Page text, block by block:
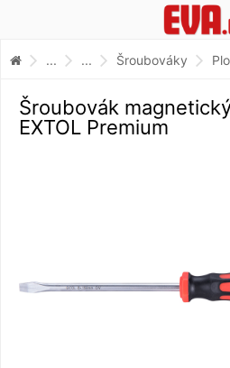
... ... Šroubováky
Šroubovák
EXTOL Premium